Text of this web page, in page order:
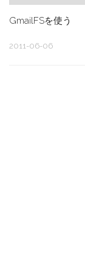
GmailFSを使う
2011-06-06